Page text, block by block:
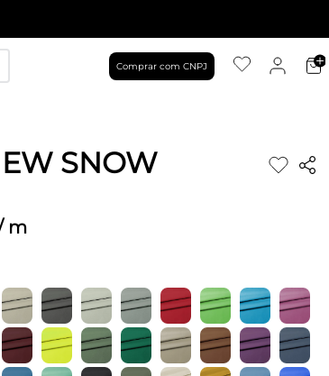
Comprar com CNPJ
SNOW
m